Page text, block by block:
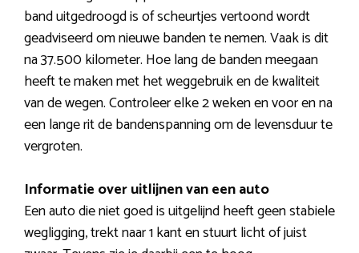
band uitgedroogd is of scheurtjes vertoond wordt
geadviseerd om nieuwe banden te nemen. Vaak is dit
na 37.500 kilometer. Hoe lang de banden meegaan
heeft te maken met het weggebruik en de kwaliteit
van de wegen. Controleer elke 2 weken en voor en na
een lange rit de bandenspanning om de levensduur te
vergroten.
Informatie over uitlijnen van een auto
Een auto die niet goed is uitgelijnd heeft geen stabiele
wegligging, trekt naar 1 kant en stuurt licht of juist